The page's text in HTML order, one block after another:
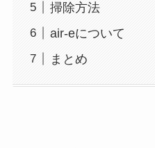
掃除方法
air-eについて
まとめ